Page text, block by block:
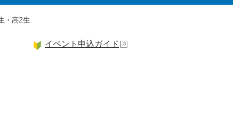
・高2生
イベント申込ガイド